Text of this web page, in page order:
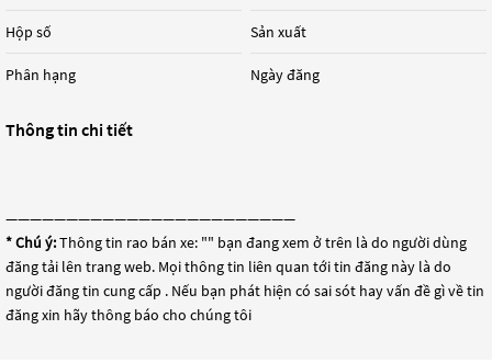
Hộp số
Phân hạng
Sản xuất
Ngày đăng
Thông tin chi tiết
————————————————————————
* Chú ý:Thông tin rao bán xe: "" bạn đang xem ở trên là do người dùng
đăng tải lên trang web. Mọi thông tin liên quan tới tin đăng này là do
người đăng tin cung cấp . Nếu bạn phát hiện có sai sót hay vấn đề gì về tin
đăng xin hãy thông báo cho chúng tôi